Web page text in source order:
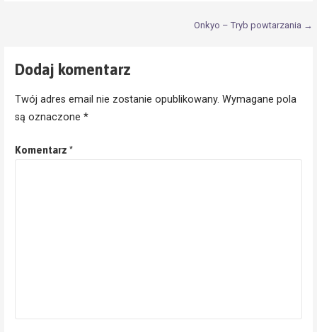
Onkyo – Tryb powtarzania →
Dodaj komentarz
Twój adres email nie zostanie opublikowany. Wymagane pola
są oznaczone *
Komentarz *